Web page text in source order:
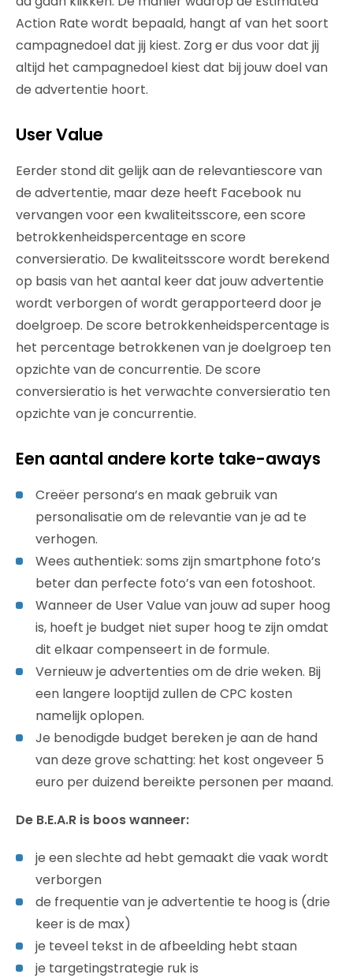
Action Rate wordt bepaald, hangt af van het soort
campagnedoel dat jij kiest. Zorg er dus voor dat jij
altijd het campagnedoel kiest dat bij jouw doel van
de advertentie hoort.
User Value
Eerder stond dit gelijk aan de relevantiescore van
de advertentie, maar deze heeft Facebook nu
vervangen voor een kwaliteitsscore, een score
betrokkenheidspercentage en score
conversieratio. De kwaliteitsscore wordt berekend
op basis van het aantal keer dat jouw advertentie
wordt verborgen of wordt gerapporteerd door je
doelgroep. De score betrokkenheidspercentage is
het percentage betrokkenen van je doelgroep ten
opzichte van de concurrentie. De score
conversieratio is het verwachte conversieratio ten
opzichte van je concurrentie.
Een aantal andere korte take-aways
Creëer persona’s en maak gebruik van
personalisatie om de relevantie van je ad te
verhogen.
Wees authentiek: soms zijn smartphone foto’s
beter dan perfecte foto’s van een fotoshoot.
Wanneer de User Value van jouw ad super hoog
is, hoeft je budget niet super hoog te zijn omdat
dit elkaar compenseert in de formule.
Vernieuw je advertenties om de drie weken. Bij
een langere looptijd zullen de CPC kosten
namelijk oplopen.
Je benodigde budget bereken je aan de hand
van deze grove schatting: het kost ongeveer 5
euro per duizend bereikte personen per maand.
De B.E.A.R is boos wanneer:
je een slechte ad hebt gemaakt die vaak wordt
verborgen
de frequentie van je advertentie te hoog is (drie
keer is de max)
je teveel tekst in de afbeelding hebt staan
je targetingstrategie ruk is